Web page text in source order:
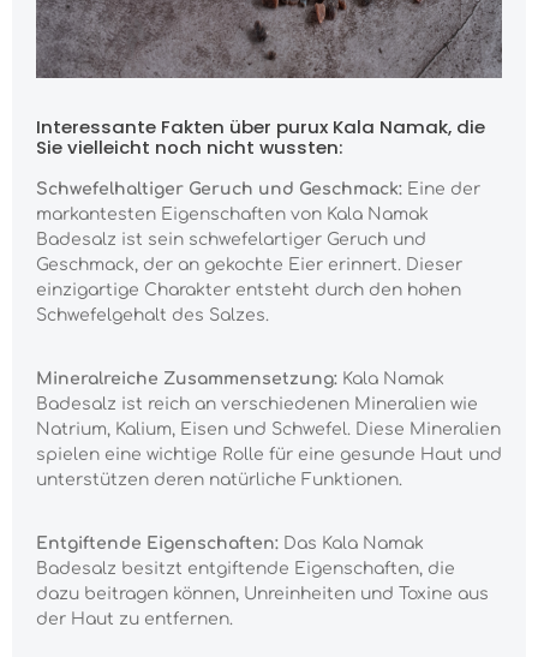
Interessante Fakten über purux Kala Namak, die
Sie vielleicht noch nicht wussten:
Schwefelhaltiger Geruch und Geschmack: Eine der
markantesten Eigenschaften von Kala Namak
Badesalz ist sein schwefelartiger Geruch und
Geschmack, der an gekochte Eier erinnert. Dieser
einzigartige Charakter entsteht durch den hohen
Schwefelgehalt des Salzes.
Mineralreiche Zusammensetzung: Kala Namak
Badesalz ist reich an verschiedenen Mineralien wie
Natrium, Kalium, Eisen und Schwefel. Diese Mineralien
spielen eine wichtige Rolle für eine gesunde Haut und
unterstützen deren natürliche Funktionen.
Entgiftende Eigenschaften: Das Kala Namak
Badesalz besitzt entgiftende Eigenschaften, die
dazu beitragen können, Unreinheiten und Toxine aus
der Haut zu entfernen.